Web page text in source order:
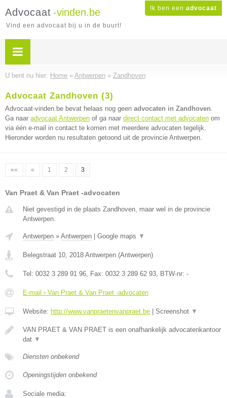
Ik ben een advocaat
Advocaat -vinden.be
Vind een advocaat bij u in de buurt!
U bent nu hier: Home » Antwerpen » Zandhoven
Advocaat Zandhoven (3)
Advocaat-vinden.be bevat helaas nog geen advocaten in Zandhoven.
Ga naar advocaat Antwerpen of ga naar direct contact met advocaten om
via één e-mail in contact te komen met meerdere advocaten tegelijk.
Hieronder worden nu resultaten getoond uit de provincie Antwerpen.
«« « 1 2 3
Van Praet & Van Praet -advocaten
Niet gevestigd in de plaats Zandhoven, maar wel in de provincie
Antwerpen.
Antwerpen » Antwerpen Google maps ▼
Belegstraat 10, 2018 Antwerpen (Antwerpen)
Tel: 0032 3 289 91 96, Fax: 0032 3 289 62 93, BTW-nr: -
E-mail › Van Praet & Van Praet -advocaten
Website: http://www.vanpraetenvanpraet.be Screenshot ▼
VAN PRAET & VAN PRAET is een onafhankelijk advocatenkantoor
dat ▼
Diensten onbekend
Openingstijden onbekend
Sociale media: